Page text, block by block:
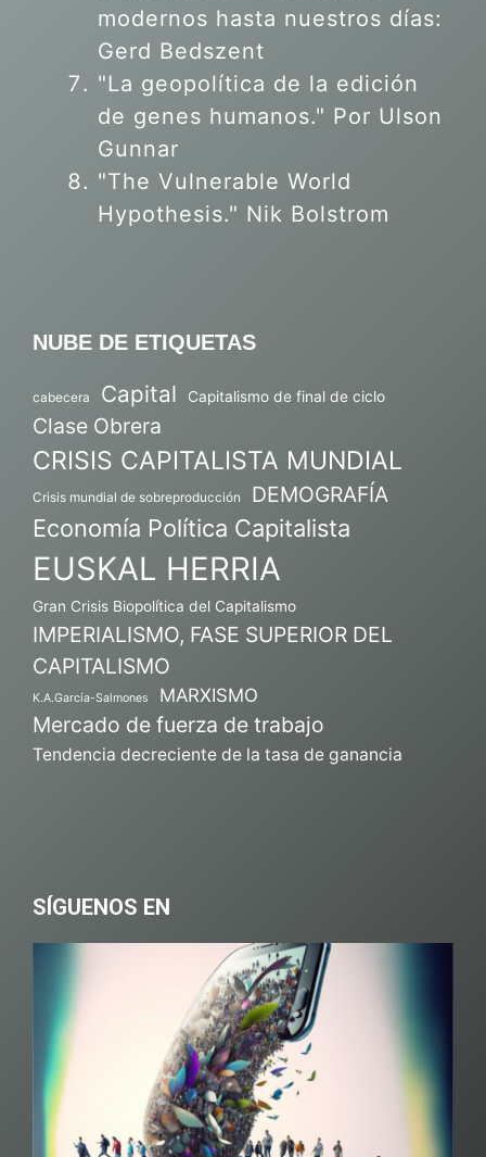
modernos hasta nuestros días:
Gerd Bedszent
"La geopolítica de la edición
de genes humanos." Por Ulson
Gunnar
"The Vulnerable World
Hypothesis." Nik Bolstrom
NUBE DE ETIQUETAS
cabecera Capital Capitalismo de final de ciclo
Clase Obrera
CRISIS CAPITALISTA MUNDIAL
Crisis mundial de sobreproducción DEMOGRAFÍA
Economía Política Capitalista
EUSKAL HERRIA
Gran Crisis Biopolítica del Capitalismo
IMPERIALISMO, FASE SUPERIOR DEL
CAPITALISMO
K.A.García-Salmones MARXISMO
Mercado de fuerza de trabajo
Tendencia decreciente de la tasa de ganancia
SÍGUENOS EN